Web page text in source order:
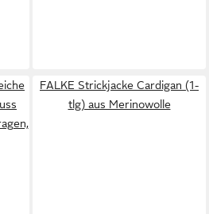
FALKE Strickjacke Cardigan (1-
tlg) aus Merinowolle